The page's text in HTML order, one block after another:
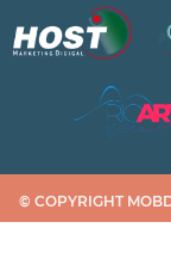
© COPYRIGHT